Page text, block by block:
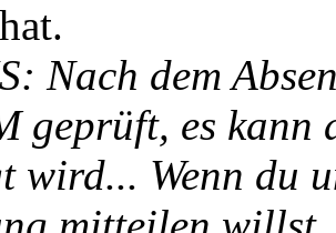
Nach dem
geprüft, es
wird... Wenn du